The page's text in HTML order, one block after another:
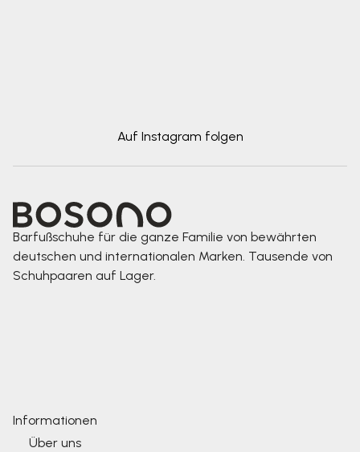
Auf Instagram folgen
Barfußschuhe für die ganze Familie von bewährten
deutschen und internationalen Marken. Tausende von
Schuhpaaren auf Lager.
Informationen
Über uns